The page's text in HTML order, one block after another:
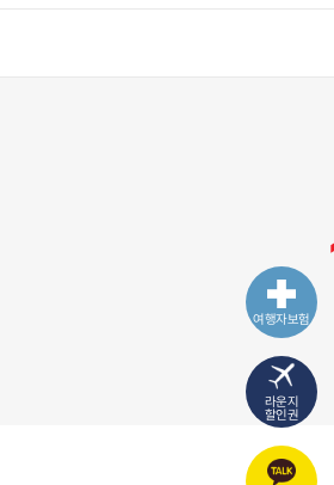
여행자보험
라운지
할인권